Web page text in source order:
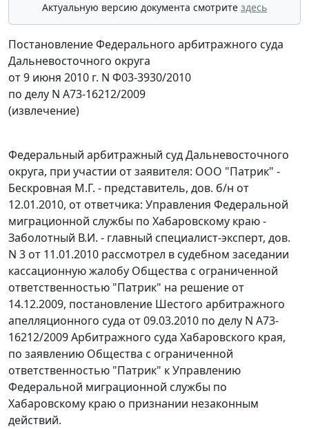
Актуальную версию документа смотрите здесь
Постановление Федерального арбитражного суда
Дальневосточного округа
от 9 июня 2010 г. N Ф03-3930/2010
по делу N А73-16212/2009
(извлечение)
Федеральный арбитражный суд Дальневосточного
округа, при участии от заявителя: ООО "Патрик" -
Бескровная М.Г. - представитель, дов. б/н от
12.01.2010, от ответчика: Управления Федеральной
миграционной службы по Хабаровскому краю -
Заболотный В.И. - главный специалист-эксперт, дов.
N 3 от 11.01.2010 рассмотрел в судебном заседании
кассационную жалобу Общества с ограниченной
ответственностью "Патрик" на решение от
14.12.2009, постановление Шестого арбитражного
апелляционного суда от 09.03.2010 по делу N А73-
16212/2009 Арбитражного суда Хабаровского края,
по заявлению Общества с ограниченной
ответственностью "Патрик" к Управлению
Федеральной миграционной службы по
Хабаровскому краю о признании незаконным
действий.